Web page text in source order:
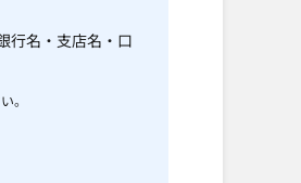
行名・支店名・口
。